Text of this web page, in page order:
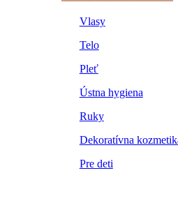
Vlasy
Telo
Pleť
Ústna hygiena
Ruky
Dekoratívna
Pre deti